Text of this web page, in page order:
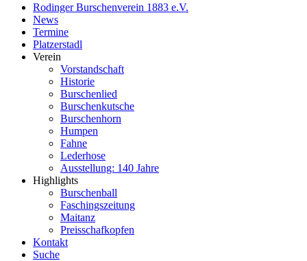
Rodinger Burschenverein 1883 e.V.
News
Termine
Platzerstadl
Verein
Vorstandschaft
Historie
Burschenlied
Burschenkutsche
Burschenhorn
Humpen
Fahne
Lederhose
Ausstellung: 140 Jahre
Highlights
Burschenball
Faschingszeitung
Maitanz
Preisschafkopfen
Kontakt
Suche